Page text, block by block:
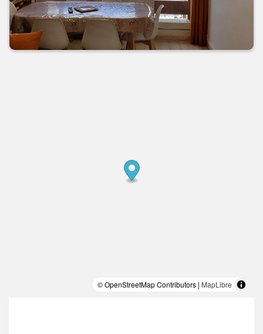
© OpenStreetMap Contributors | MapLibre